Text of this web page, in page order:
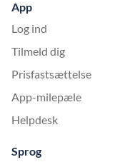
App
Log ind
Tilmeld dig
Prisfastsættelse
App-milepæle
Helpdesk
Sprog